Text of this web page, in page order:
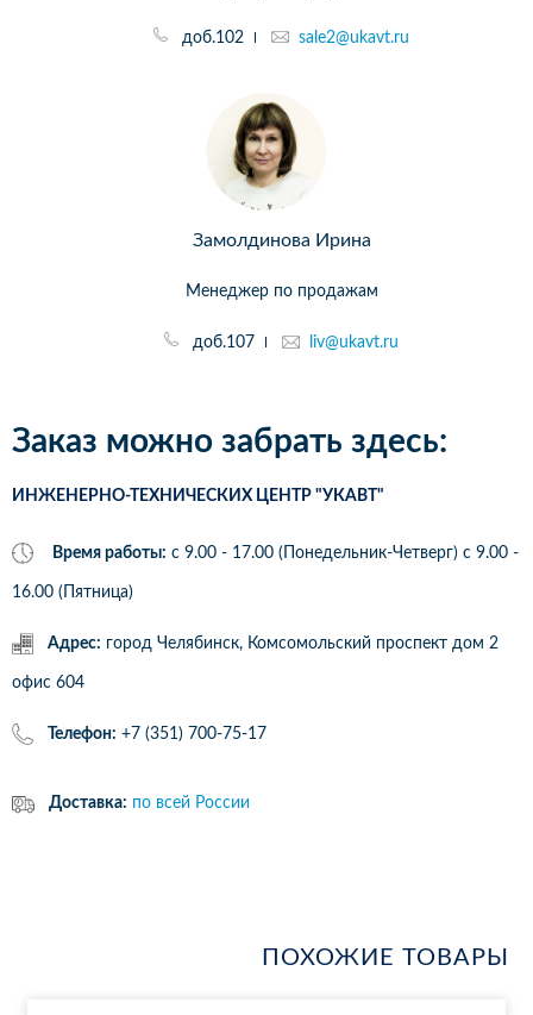
доб.102 sale2@ukavt.ru
Замолдинова Ирина
Менеджер по продажам
доб.107 liv@ukavt.ru
Заказ можно забрать здесь:
ИНЖЕНЕРНО-ТЕХНИЧЕСКИХ ЦЕНТР "УКАВТ"
Время работы: с 9.00 - 17.00 (Понедельник-Четверг) c 9.00 -
16.00 (Пятница)
Адрес: город Челябинск, Комсомольский проспект дом 2
офис 604
Телефон: +7 (351) 700-75-17
Доставка: по всей России
ПОХОЖИЕ ТОВАРЫ